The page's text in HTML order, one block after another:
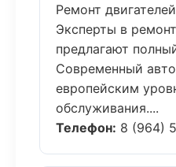
Ремонт
Эксперты в
предлагают
Современный
европейским
обслуживания....
Телефон: 8 (964)